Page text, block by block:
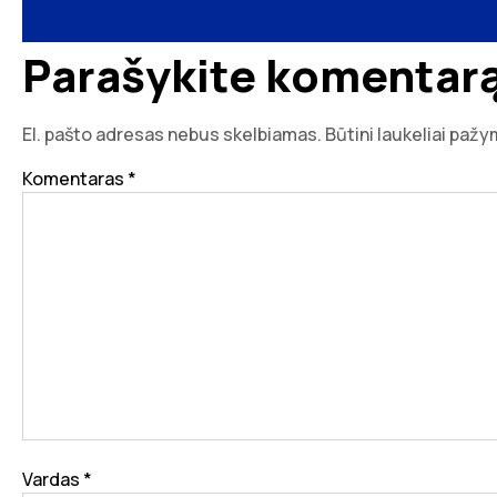
Parašykite
El. pašto adresas nebus skelbiamas. Būtini laukeliai
Komentaras *
Vardas *